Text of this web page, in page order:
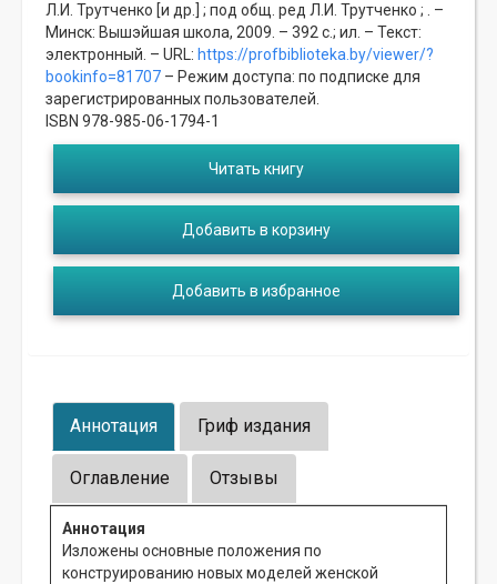
Л.И. Трутченко [и др.] ; под общ. ред Л.И. Трутченко ; . –
Минск: Вышэйшая школа, 2009. – 392 с.; ил. – Текст:
электронный. – URL: https://profbiblioteka.by/viewer/?
bookinfo=81707 – Режим доступа: по подписке для
зарегистрированных пользователей.
ISBN 978-985-06-1794-1
Читать книгу
Добавить в корзину
Добавить в избранное
Аннотация Гриф издания
Оглавление Отзывы
Аннотация
Изложены основные положения по
конструированию новых моделей женской